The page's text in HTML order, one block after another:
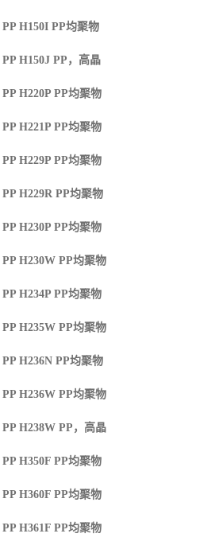
H150I PP均聚物
H150J PP ，高晶
H220P PP均聚物
H221P PP均聚物
H229P PP均聚物
H229R PP均聚物
H230P PP均聚物
H230W PP均聚物
H234P PP均聚物
H235W PP均聚物
H236N PP均聚物
H236W PP均聚物
H238W PP ，高晶
H350F PP均聚物
H360F PP均聚物
H361F PP均聚物